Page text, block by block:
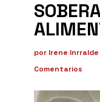
por Irene
Comentarios